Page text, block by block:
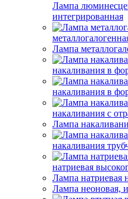
Лампа
интегрированная
Лампа
накаливания в
накаливания в
накаливания с
Лампа
накаливания
натриевая
Лампа натриевая
Лампа неоновая,